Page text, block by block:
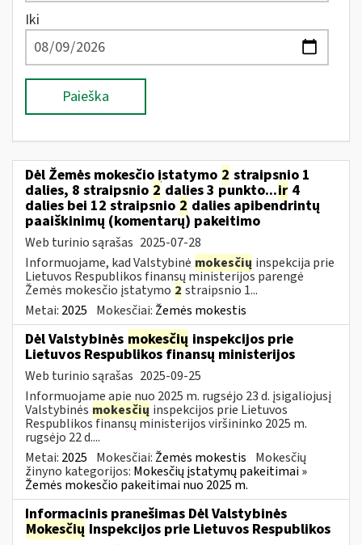
Iki
Paieška
Dėl Žemės mokesčio įstatymo 2 straipsnio 1
dalies, 8 straipsnio 2 dalies 3 punkto...ir 4
dalies bei 12 straipsnio 2 dalies apibendrintų
paaiškinimų (komentarų) pakeitimo
Web turinio sąrašas 2025-07-28
Informuojame, kad Valstybinė mokesčių inspekcija prie
Lietuvos Respublikos finansų ministerijos parengė
Žemės mokesčio įstatymo 2 straipsnio 1...
Metai: 2025 Mokesčiai: Žemės mokestis
Dėl Valstybinės mokesčių inspekcijos prie
Lietuvos Respublikos finansų ministerijos
Web turinio sąrašas 2025-09-25
Informuojame apie nuo 2025 m. rugsėjo 23 d. įsigaliojusį
Valstybinės mokesčių inspekcijos prie Lietuvos
Respublikos finansų ministerijos viršininko 2025 m.
rugsėjo 22 d....
Metai: 2025 Mokesčiai: Žemės mokestis Mokesčių
žinyno kategorijos: Mokesčių įstatymų pakeitimai »
Žemės mokesčio pakeitimai nuo 2025 m.
Informacinis pranešimas Dėl Valstybinės
Mokesčių Inspekcijos prie Lietuvos Respublikos